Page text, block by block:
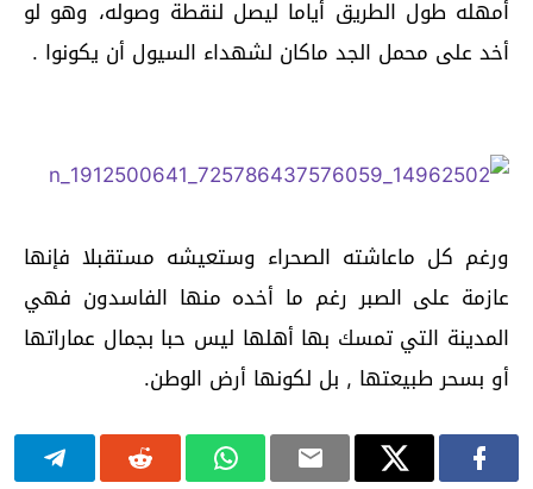
أمهله طول الطريق أياما ليصل لنقطة وصوله، وهو لو
أخد على محمل الجد ماكان لشهداء السيول أن يكونوا .
ورغم كل ماعاشته الصحراء وستعيشه مستقبلا فإنها
عازمة على الصبر رغم ما أخده منها الفاسدون فهي
المدينة التي تمسك بها أهلها ليس حبا بجمال عماراتها
أو بسحر طبيعتها , بل لكونها أرض الوطن.